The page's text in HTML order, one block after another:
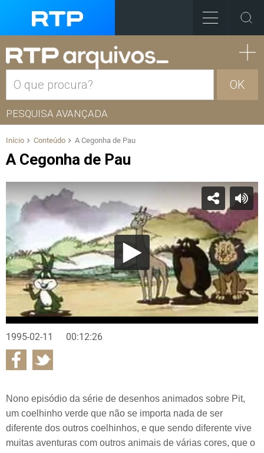
OK
PESQUISA AVANÇADA
Início Conteúdo A Cegonha de Pau
A Cegonha de Pau
1995-02-11 00:12:26
Nono episódio da série de desenhos animados sobre Pit,
um coelhinho verde que não se importa nada de ser
diferente dos outros coelhinhos, e que sendo diferente vive
muitas aventuras com outros animais de várias cores, que o